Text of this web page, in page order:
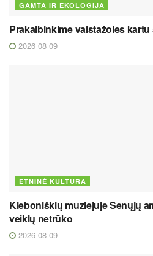
GAMTA IR EKOLOGIJA
Prakalbinkime vaistažoles
2026 08 09
ETNINĖ KULTŪRA
Kleboniškių muziejuje Senųjų
veiklų netrūko
2026 08 09